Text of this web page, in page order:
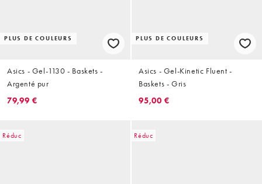
PLUS DE COULEURS
Asics - Gel-1130 - Baskets -
Argenté pur
79,99 €
PLUS DE COULEURS
Asics - Gel-Kinetic Fluent -
Baskets - Gris
95,00 €
Réduc Réduc